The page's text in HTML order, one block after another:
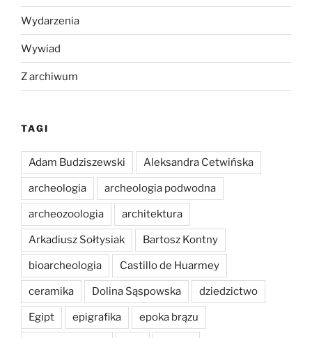
Wydarzenia
Wywiad
Z archiwum
TAGI
Adam Budziszewski Aleksandra Cetwińska
archeologia archeologia podwodna
archeozoologia architektura
Arkadiusz Sołtysiak Bartosz Kontny
bioarcheologia Castillo de Huarmey
ceramika Dolina Sąspowska dziedzictwo
Egipt epigrafika epoka brązu